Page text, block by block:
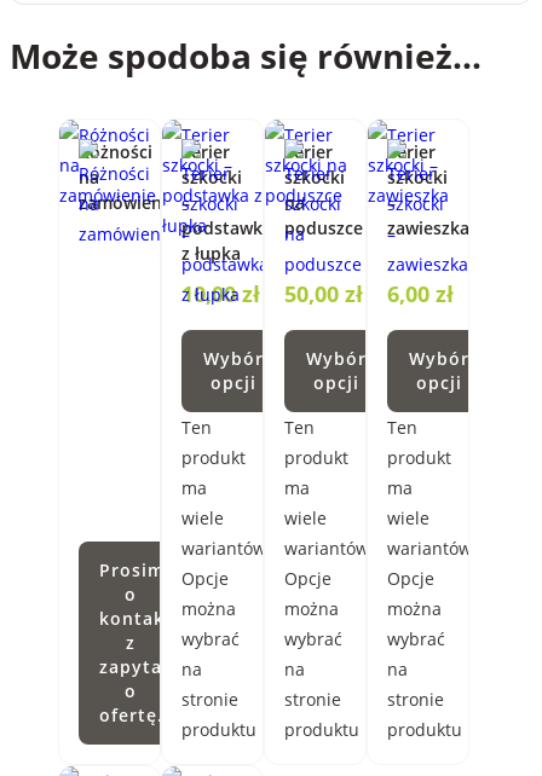
Może spodoba się również…
Różności
na
zamówienie
Prosimy
o
kontakt
z
zapytaniem
o
ofertę.
Terier
szkocki
–
podstawka
z łupka
10,00zł
Wybór
opcji
Ten
produkt
ma
wiele
wariantów.
Opcje
można
wybrać
na
stronie
produktu
Terier
szkocki
na
poduszce
50,00 zł
Wybór
opcji
Ten
produkt
ma
wiele
wariantów.
Opcje
można
wybrać
na
stronie
produktu
Terier
szkocki
–
zawieszka
6,00 zł
Wybór
opcji
Ten
produkt
ma
wiele
wariantów.
Opcje
można
wybrać
na
stronie
produktu